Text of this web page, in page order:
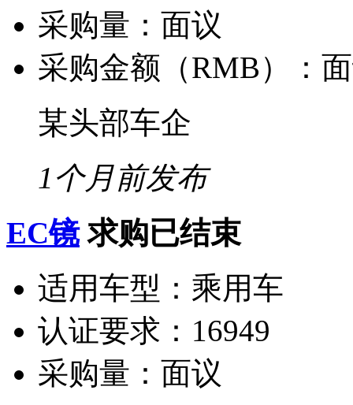
采购量： 面议
采购金额（RMB）：
某头部车企
1个月前发布
EC镜 求购已结束
适用车型： 乘用车
认证要求： 16949
采购量： 面议